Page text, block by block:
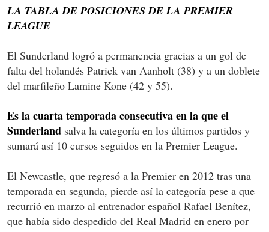
LA TABLA DE POSICIONES DE LA PREMIER
LEAGUE
El Sunderland logró a permanencia gracias a un gol de
falta del holandés Patrick van Aanholt (38) y a un doblete
del marfileño Lamine Kone (42 y 55).
Es la cuarta temporada consecutiva en la que el
Sunderland salva la categoría en los últimos partidos y
sumará así 10 cursos seguidos en la Premier League.
El Newcastle, que regresó a la Premier en 2012 tras una
temporada en segunda, pierde así la categoría pese a que
recurrió en marzo al entrenador español Rafael Benítez,
que había sido despedido del Real Madrid en enero por